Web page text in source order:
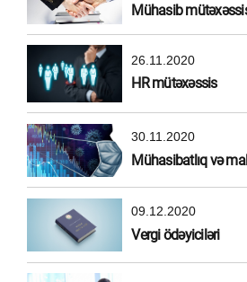
Mühasib
26.11.2020
HR mütəxəssis
30.11.2020
Mühasibatlıq və
09.12.2020
Vergi ödəyiciləri